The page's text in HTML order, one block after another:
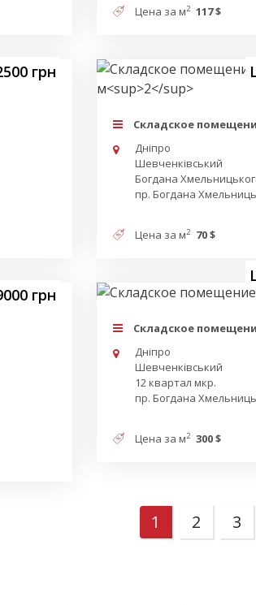
Цена за м2 117 $
грн
Складское
Дніпро
Шевченківський
Богдана
пр. Богдана
Цена за м2 70 $
грн
Складское
Дніпро
Шевченківський
12 квартал мкр.
пр. Богдана
Цена за м2 300 $
1 2 3